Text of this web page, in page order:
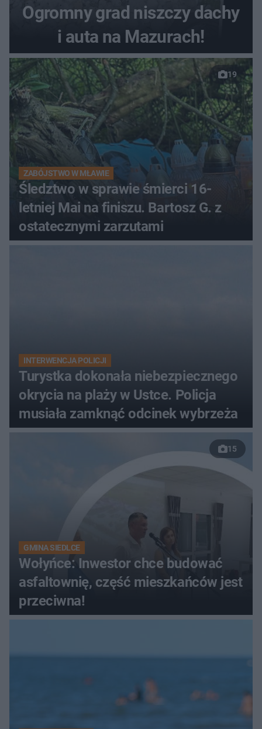
Ogromny grad niszczy dachy
i auta na Mazurach!
19
ZABÓJSTWO W MŁAWIE
Śledztwo w sprawie śmierci 16-
letniej Mai na finiszu. Bartosz G. z
ostatecznymi zarzutami
INTERWENCJA POLICJI
Turystka dokonała niebezpiecznego
okrycia na plaży w Ustce. Policja
musiała zamknąć odcinek wybrzeża
15
GMINA SIEDLCE
Wołyńce: Inwestor chce budować
asfaltownię, część mieszkańców jest
przeciwna!